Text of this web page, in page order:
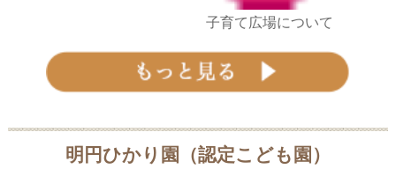
子育て広場について
明円ひかり園 （認定こども園）